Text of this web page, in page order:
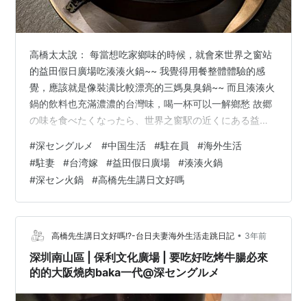
高橋太太說： 每當想吃家鄉味的時候，就會來世界之窗站
的益田假日廣場吃湊湊火鍋~~ 我覺得用餐整體體驗的感
覺，應該就是像裝潢比較漂亮的三媽臭臭鍋~~ 而且湊湊火
鍋的飲料也充滿濃濃的台灣味，喝一杯可以一解鄉愁 故郷
の味を食べたくなったら、世界之窗駅の近くにある益田
事の雰囲気は、美しく飾られた台湾の三媽臭臭鍋と同じ
だと思います。 湊湊火鍋の飲み物も台湾の味なので、懐
かしさを和らげる一杯が飲めますよ。 菜單的設計很繽紛
可愛，湊湊火鍋的價格大概是落在人民幣100多到200元。
也有搭配好喝的台式飲品~~蠻不錯的! メニューはとても
カラフルで可愛く、湊湊…
#深セングルメ #中国生活 #駐在員 #海外生活
#駐妻 #台湾嫁 #益田假日廣場 #湊湊火鍋
#深セン火鍋 #高橋先生講日文好嗎
高橋先生講日文好嗎!?-台日夫妻海外生活走跳日記 • 3年前
深圳南山區 | 保利文化廣場 | 要吃好吃烤牛腸必來
的的大阪燒肉baka一代@深セングルメ